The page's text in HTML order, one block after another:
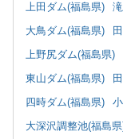
上田ダム(福島県)
大鳥ダム(福島県)
上野尻ダム(福島県)
東山ダム(福島県)
四時ダム(福島県)
大深沢調整池(福島